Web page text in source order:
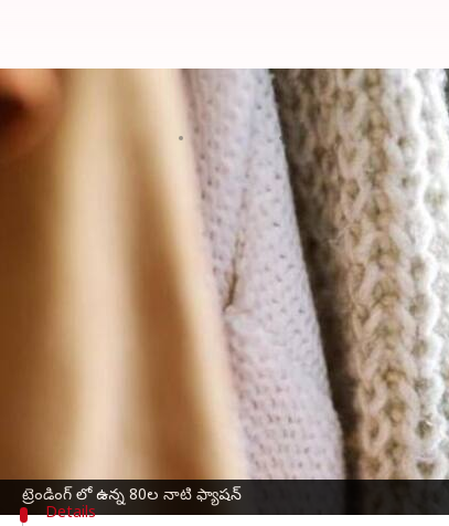
ట్రెండింగ్ లో ఉన్న 80ల నాటి ఫ్యాషన్
2023లో ట్రెండింగ్ లో ఉంటున్న
May 31, 2023 05:19 pm
ఈ సంవత్సరం ట్రెండింగ్ లో ఉన్నఫ్యాషన్వెరైటీల్లో
లేకుండా ఫాలో ఐపోతుంది.
2023లో ట్రెండింగ్ లో ఉన్న 1980ల నాటి ఫ్యాషన్
Details